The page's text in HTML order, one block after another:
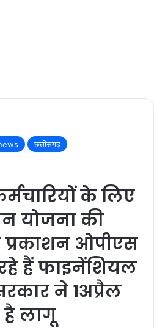
छत्तीसगढ़
के लिए
योजना की
प्रकाशन ओपीएस
हैं फाइनेंशियल
ने 1अप्रैल
है लागू